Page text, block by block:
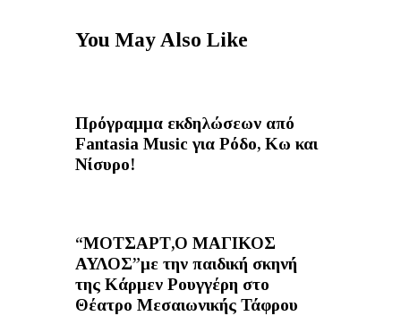
You May Also Like
Πρόγραμμα εκδηλώσεων από
Fantasia Music για Ρόδο, Κω και
Νίσυρο!
“ΜΟΤΣΑΡΤ,Ο ΜΑΓΙΚΟΣ
ΑΥΛΟΣ”με την παιδική σκηνή
της Κάρμεν Ρουγγέρη στο
Θέατρο Μεσαιωνικής Τάφρου